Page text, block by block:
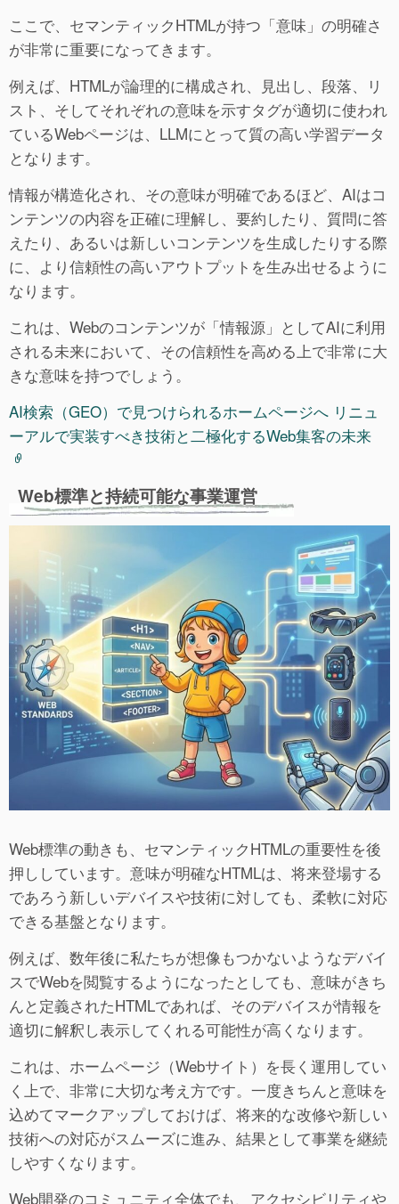
ここで、セマンティックHTMLが持つ「意味」の明確さ
が非常に重要になってきます。
例えば、HTMLが論理的に構成され、見出し、段落、リ
スト、そしてそれぞれの意味を示すタグが適切に使われ
ているWebページは、LLMにとって質の高い学習データ
となります。
情報が構造化され、その意味が明確であるほど、AIはコ
ンテンツの内容を正確に理解し、要約したり、質問に答
えたり、あるいは新しいコンテンツを生成したりする際
に、より信頼性の高いアウトプットを生み出せるように
なります。
これは、Webのコンテンツが「情報源」としてAIに利用
される未来において、その信頼性を高める上で非常に大
きな意味を持つでしょう。
AI検索（GEO）で見つけられるホームページへ リニュ
ーアルで実装すべき技術と二極化するWeb集客の未来
Web標準と持続可能な事業運営
Web標準の動きも、セマンティックHTMLの重要性を後
押ししています。意味が明確なHTMLは、将来登場する
であろう新しいデバイスや技術に対しても、柔軟に対応
できる基盤となります。
例えば、数年後に私たちが想像もつかないようなデバイ
スでWebを閲覧するようになったとしても、意味がきち
んと定義されたHTMLであれば、そのデバイスが情報を
適切に解釈し表示してくれる可能性が高くなります。
これは、ホームページ（Webサイト）を長く運用してい
く上で、非常に大切な考え方です。一度きちんと意味を
込めてマークアップしておけば、将来的な改修や新しい
技術への対応がスムーズに進み、結果として事業を継続
しやすくなります。
Web開発のコミュニティ全体でも、アクセシビリティや